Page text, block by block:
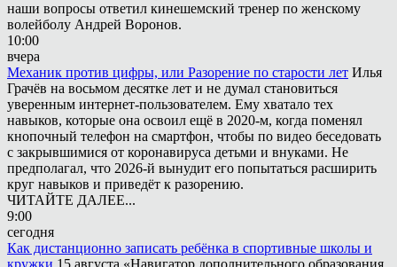
наши вопросы ответил кинешемский тренер по женскому
волейболу Андрей Воронов.
10:00
вчера
Механик против цифры, или Разорение по старости лет Илья
Грачёв на восьмом десятке лет и не думал становиться
уверенным интернет-пользователем. Ему хватало тех
навыков, которые она освоил ещё в 2020-м, когда поменял
кнопочный телефон на смартфон, чтобы по видео беседовать
с закрывшимися от коронавируса детьми и внуками. Не
предполагал, что 2026-й вынудит его попытаться расширить
круг навыков и приведёт к разорению.
ЧИТАЙТЕ ДАЛЕЕ...
9:00
сегодня
Как дистанционно записать ребёнка в спортивные школы и
кружки 15 августа «Навигатор дополнительного образования